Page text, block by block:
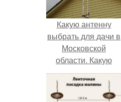
Какую антенну
выбрать для дачи в
Московской
области. Какую
антенну лучше
поставить на даче
недалеко от города